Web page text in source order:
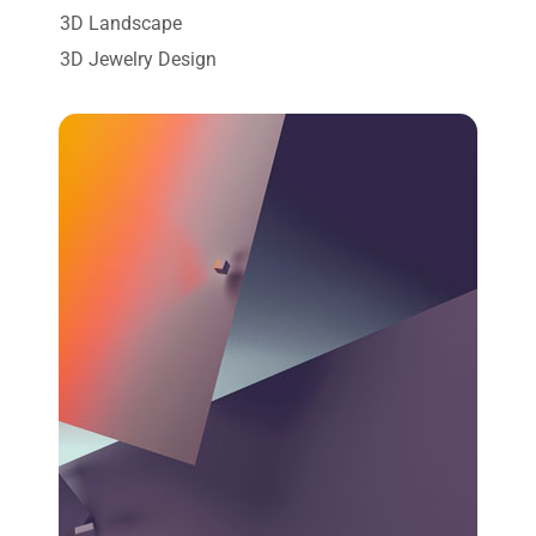
3D Landscape
3D Jewelry Design